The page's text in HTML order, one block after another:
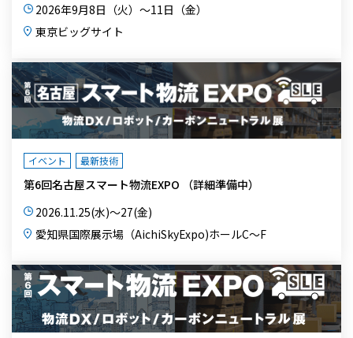
2026年9月8日（火）～11日（金）
東京ビッグサイト
イベント 最新技術
第6回名古屋スマート物流EXPO
2026.11.25(水)～27(金)
愛知県国際展示場（AichiSkyExpo)ホールC～F